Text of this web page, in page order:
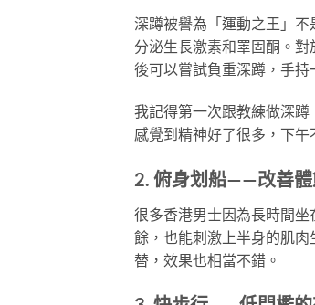
深蹲被譽為「運動之王」
分泌生長激素和睪固酮。
後可以嘗試負重深蹲，手持
我記得第一次跟教練做深
感覺到精神好了很多，下午
2. 俯身划船——改善
很多香港男士因為長時間
餘，也能刺激上半身的肌
替，效果也相當不錯。